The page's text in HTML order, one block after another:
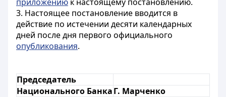
3. Настоящее постановление вводится в
действие по истечении десяти календарных
дней после дня первого официального
опубликования.
Председатель
Национального БанкаГ. Марченко